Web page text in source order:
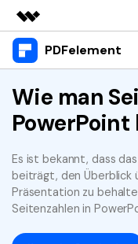
Top-Produkte
Dienstprogramme
Business
Überblick
Über uns
Presseraum
Shop
PDFelement
Produkte
Desktop
PDFelement
PDFelement
Lösungen
Benutzer im
PDF lesen
Ressourcen
Heiße Themen
Top PDF-Software
Business
Wie man
Es ist bekannt, dass
beiträgt, den Überblick
Präsentation zu
Seitenzahlen in